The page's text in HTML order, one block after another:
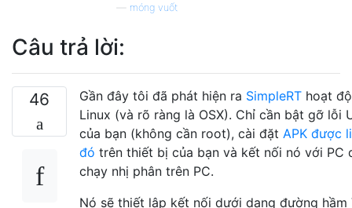
móng vuốt
Câu trả lời:
46 Gần đây tôi đã phát hiện ra SimpleRT hoạt
Linux (và rõ ràng là OSX). Chỉ cần bật gỡ lỗi
của bạn (không cần root), cài đặt APK được
đó trên thiết bị của bạn và kết nối nó với PC
chạy nhị phân trên PC.
Nó sẽ thiết lập kết nối dưới dạng đường hầm